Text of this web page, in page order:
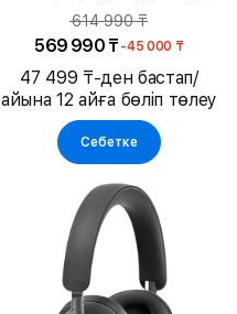
614 990 ₸
569 990 ₸ -45 000 ₸
47 499 ₸-ден бастап/
айына 12 айға бөліп төлеу
Себетке